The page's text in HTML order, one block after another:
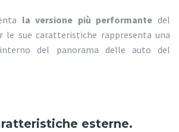
la versione più performante del
le sue caratteristiche rappresenta una
del panorama delle auto del
esterne.